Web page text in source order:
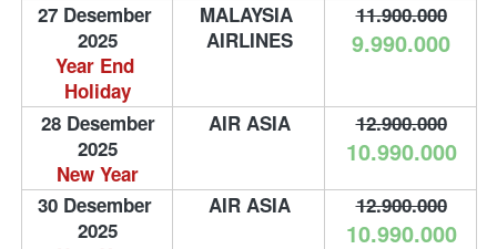
27 Desember
2025
Year End
Holiday
MALAYSIA
AIRLINES
11.900.000
9.990.000
28 Desember
2025
New Year
AIR ASIA 12.900.000
10.990.000
30 Desember
2025
AIR ASIA 12.900.000
10.990.000